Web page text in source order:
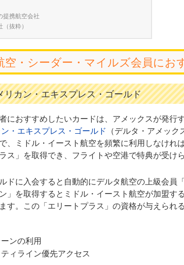
提携航空会社
抜粋）
空・シーダー・マイルズ会員にお
リカン・エキスプレス・ゴールド
におすすめしたいカードは、アメックスが発行
・エキスプレス・ゴールド
（デルタ・アメッ
、ミドル・イースト航空を頻繁に利用しなけれ
ス」を取得でき、フライトや空港で特典が受け
ドに入会すると自動的にデルタ航空の上級会員
」を取得するとミドル・イースト航空が加盟す
す。この「エリートプラス」の資格が与えられ
ンの利用
ィライン優先アクセス